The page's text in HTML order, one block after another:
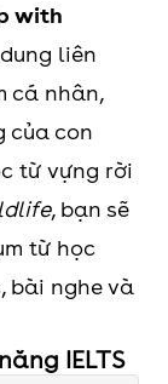
sinh
là nhóm
biến
vì có
đến
ăn uống,
khỏe cộng
chất
with
liên
cá nhân,
của con
từ vựng rời
, bạn sẽ
từ học
bài nghe và
IELTS